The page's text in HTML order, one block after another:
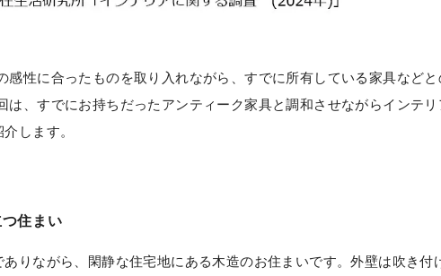
性に合ったものを取り入れながら、すでに所有している家具など
、すでにお持ちだったアンティーク家具と調和させながらインテ
します。
つ住まい
りながら、閑静な住宅地にある木造のお住まいです。外壁は吹き付